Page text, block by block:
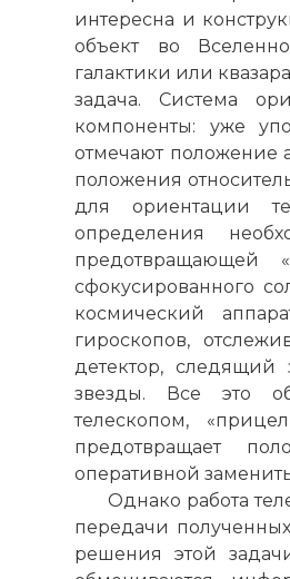
интересна и
объект во
галактики или
задача. Система
компоненты: уже
отмечают положение
положения
для ориентации
определения
предотвращающей
сфокусированного
космический
гироскопов,
детектор, следящий
звезды. Все это
телескопом,
предотвращает
оперативной
Однако работа
передачи
решения этой